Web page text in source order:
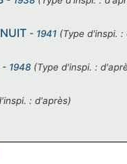
- 1941 (Type d'inspi. :
- 1948 (Type d'inspi. :
: d'après)